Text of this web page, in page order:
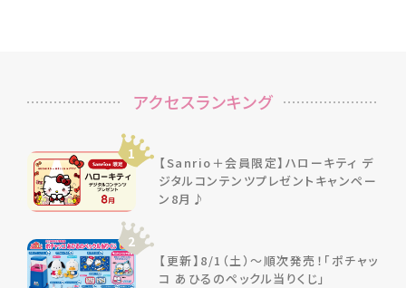
アクセスランキング
1
【Sanrio＋会員限定】ハローキティ デ
ジタルコンテンツプレゼントキャンペー
ン8月♪
2
【更新】8/1（土）～順次発売！「ポチャッ
コ あひるのペックル当りくじ」